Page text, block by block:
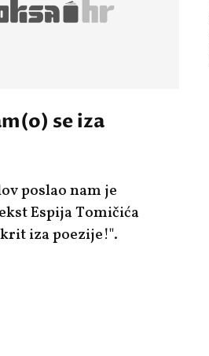
se iza
poslao nam je
Espija Tomičića
iza poezije!".